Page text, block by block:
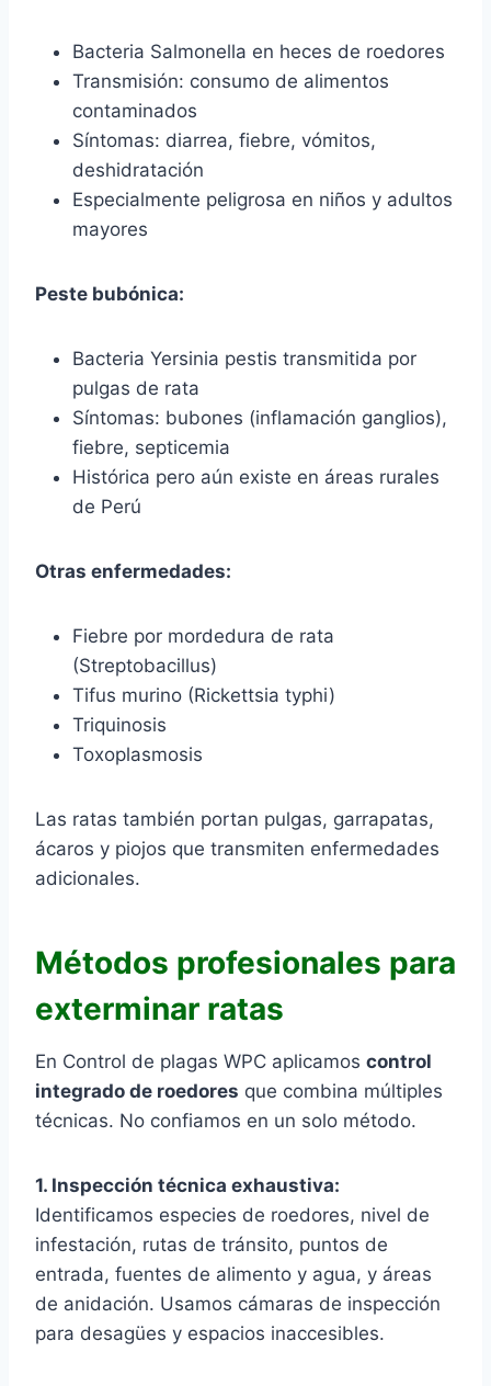
Bacteria Salmonella en heces de roedores
Transmisión: consumo de alimentos
contaminados
Síntomas: diarrea, fiebre, vómitos,
deshidratación
Especialmente peligrosa en niños y adultos
mayores
Peste bubónica:
Bacteria Yersinia pestis transmitida por
pulgas de rata
Síntomas: bubones (inflamación ganglios),
fiebre, septicemia
Histórica pero aún existe en áreas rurales
de Perú
Otras enfermedades:
Fiebre por mordedura de rata
(Streptobacillus)
Tifus murino (Rickettsia typhi)
Triquinosis
Toxoplasmosis
Las ratas también portan pulgas, garrapatas,
ácaros y piojos que transmiten enfermedades
adicionales.
Métodos profesionales para
exterminar ratas
En Control de plagas WPC aplicamos control
integrado de roedores que combina múltiples
técnicas. No confiamos en un solo método.
1. Inspección técnica exhaustiva:
Identificamos especies de roedores, nivel de
infestación, rutas de tránsito, puntos de
entrada, fuentes de alimento y agua, y áreas
de anidación. Usamos cámaras de inspección
para desagües y espacios inaccesibles.